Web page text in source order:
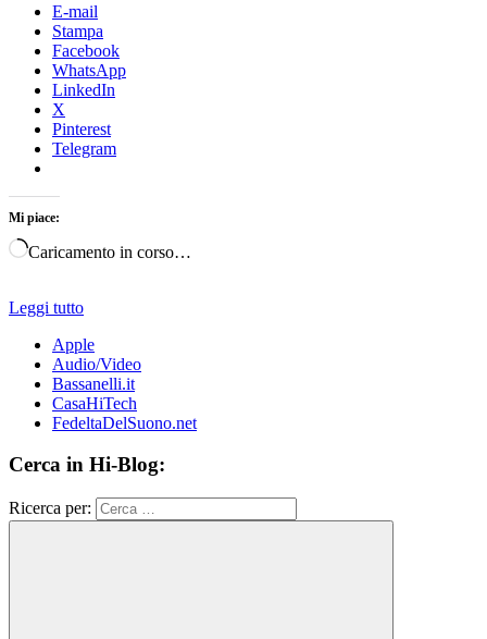
E-mail
Stampa
Facebook
WhatsApp
LinkedIn
X
Pinterest
Telegram
Mi piace:
Caricamento in corso…
Leggi tutto
Apple
Audio/Video
Bassanelli.it
CasaHiTech
FedeltaDelSuono.net
Cerca in Hi-Blog:
Ricerca per: